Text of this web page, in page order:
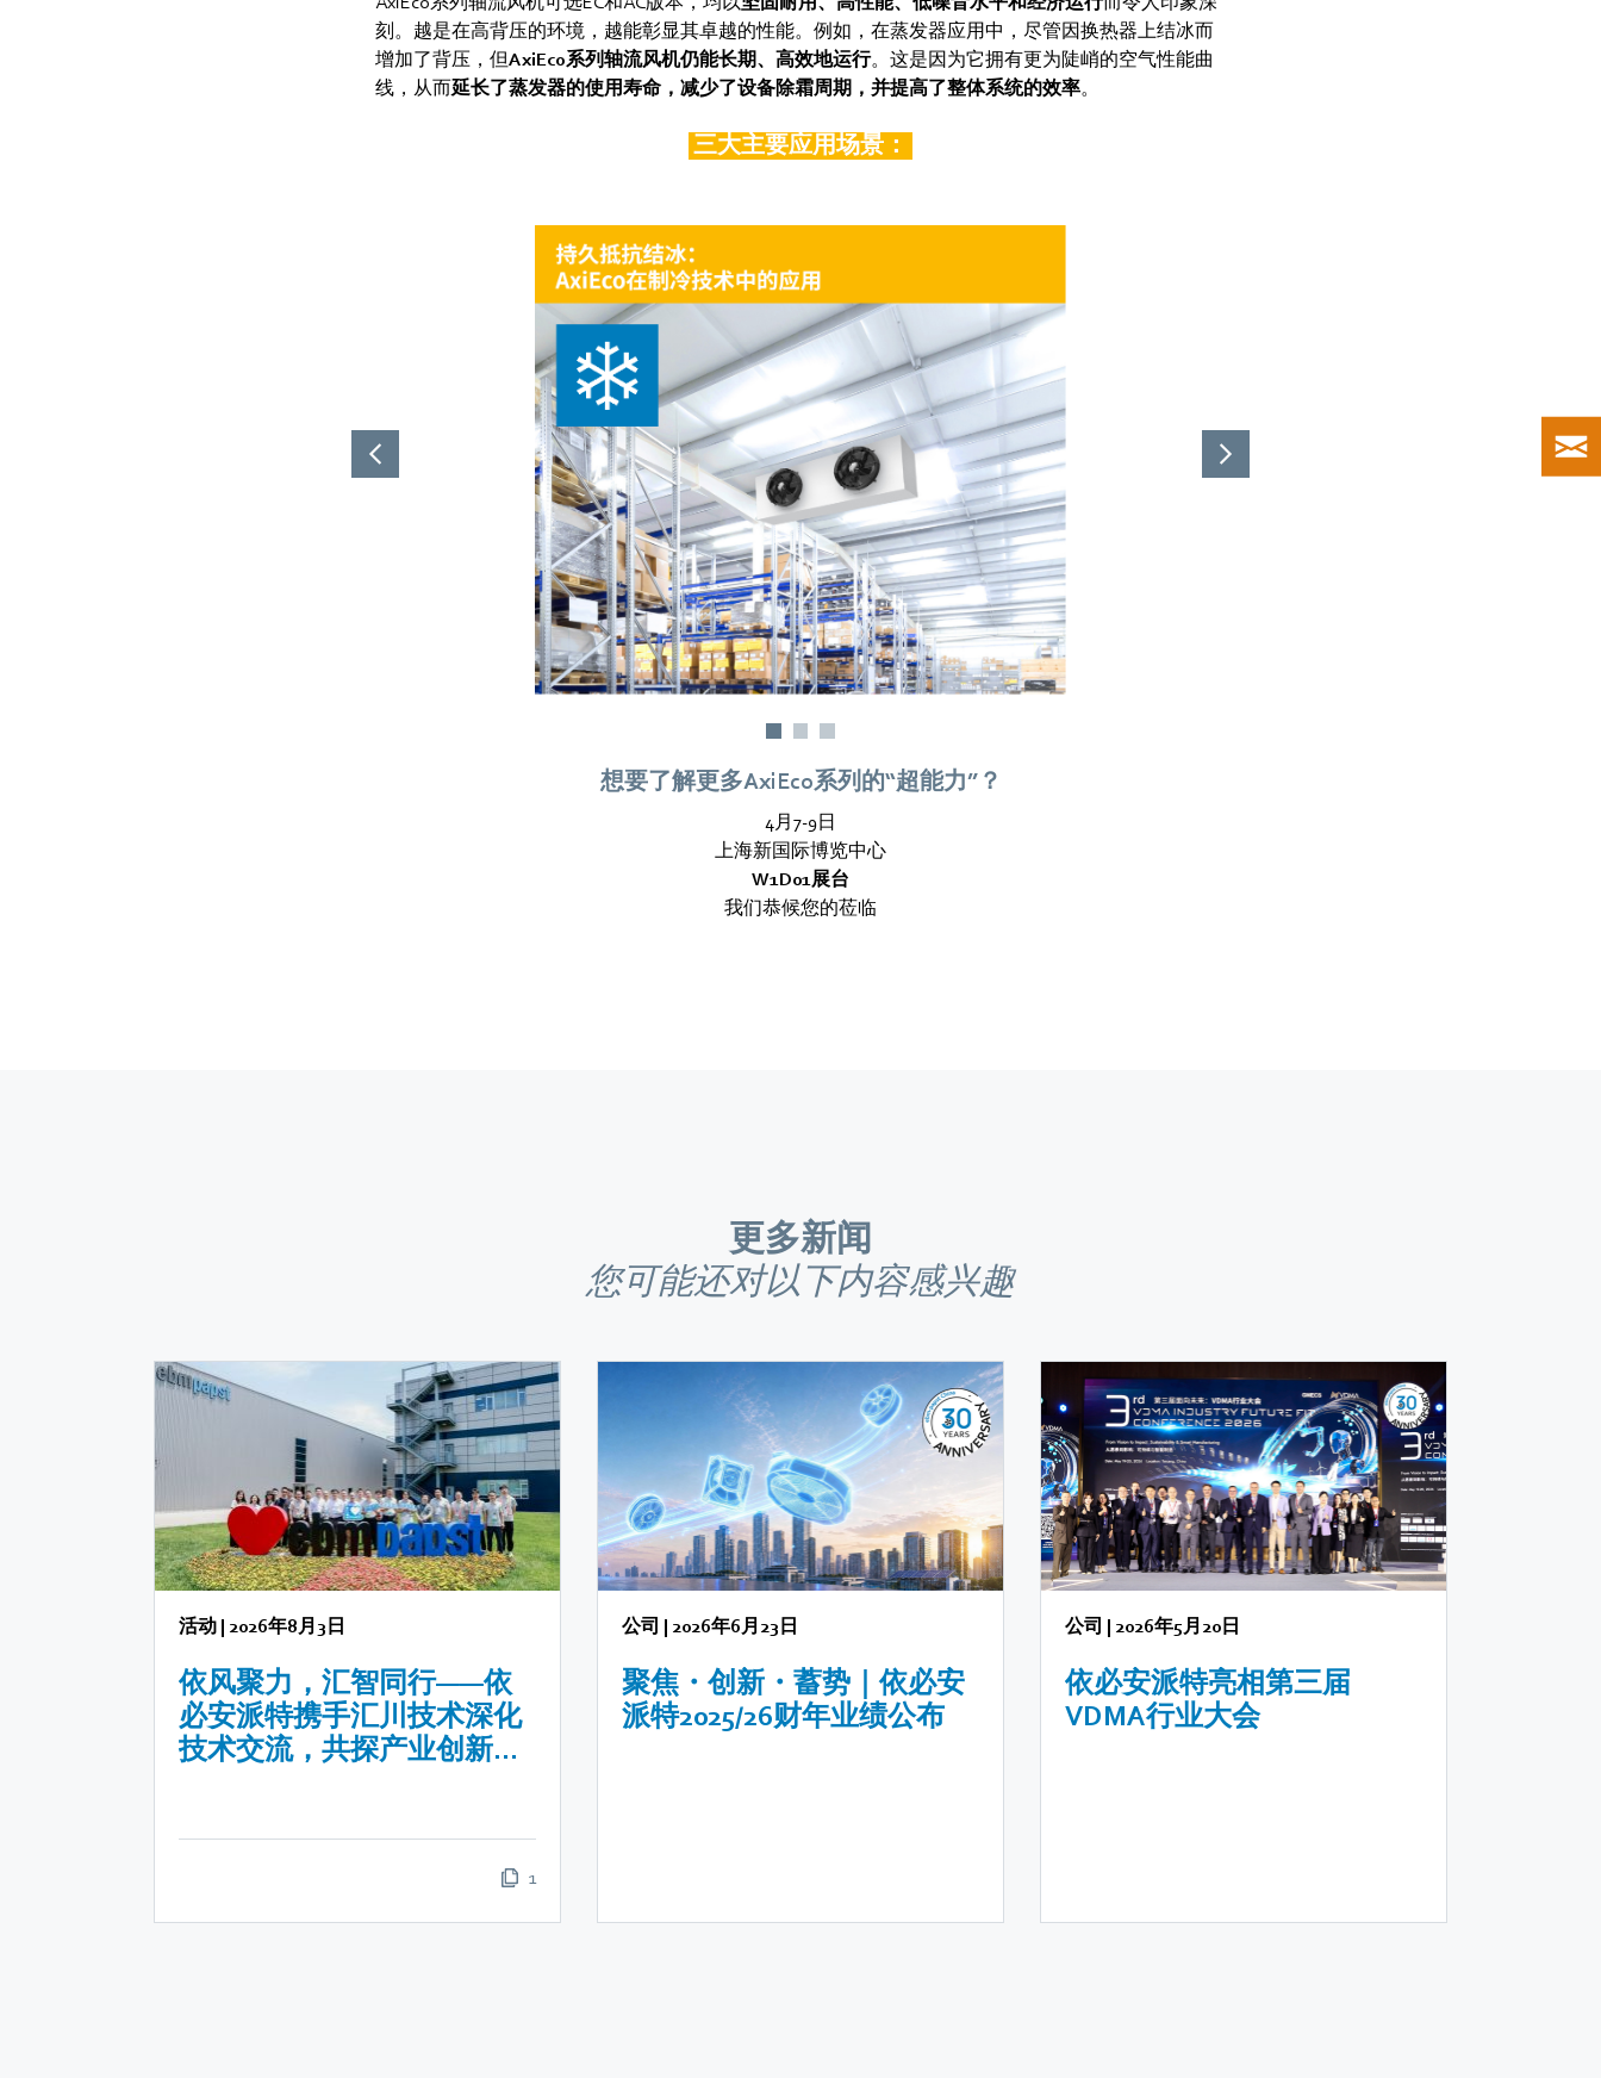
刻。越是在高背压的环境，越能彰显其卓越的性能。例如，在蒸发器应用中，尽管因换热器上结冰而
增加了背压，但AxiEco系列轴流风机仍能长期、高效地运行。这是因为它拥有更为陡峭的空气性能曲
线，从而延长了蒸发器的使用寿命，减少了设备除霜周期，并提高了整体系统的效率。
三大主要应用场景：
想要了解更多AxiEco系列的“超能力”？
4月7-9日
上海新国际博览中心
W1D01展台
我们恭候您的莅临
更多新闻
您可能还对以下内容感兴趣
活动 | 2026年8月3日
依风聚力，汇智同行——依
必安派特携手汇川技术深化
技术交流，共探产业创新未
1
公司 | 2026年6月23日
聚焦・创新・蓄势｜依必安
派特2025/26财年业绩公布
公司 | 2026年5月20日
依必安派特亮相第三届
VDMA行业大会